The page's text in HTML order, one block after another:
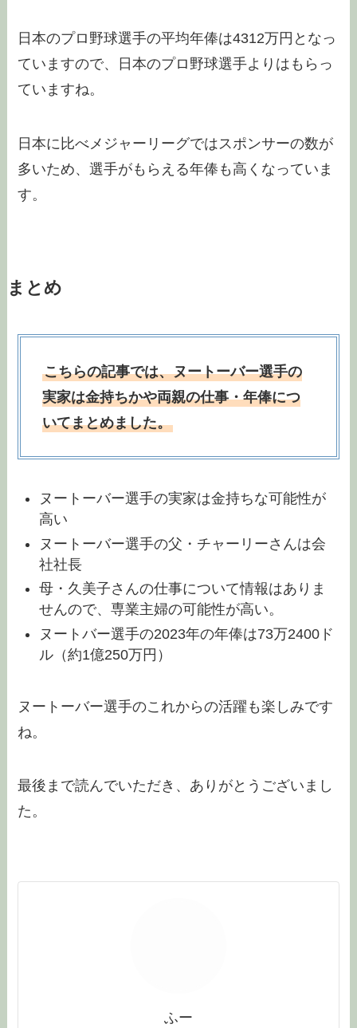
日本のプロ野球選手の平均年俸は4312万円となっ
ていますので、日本のプロ野球選手よりはもらっ
ていますね。
日本に比べメジャーリーグではスポンサーの数が
多いため、選手がもらえる年俸も高くなっていま
す。
まとめ
こちらの記事では、ヌートーバー選手の
実家は金持ちかや両親の仕事・年俸につ
いてまとめました。
ヌートーバー選手の実家は金持ちな可能性が
高い
ヌートーバー選手の父・チャーリーさんは会
社社長
母・久美子さんの仕事について情報はありま
せんので、専業主婦の可能性が高い。
ヌートバー選手の2023年の年俸は73万2400ド
ル（約1億250万円）
ヌートーバー選手のこれからの活躍も楽しみです
ね。
最後まで読んでいただき、ありがとうございまし
た。
ふー